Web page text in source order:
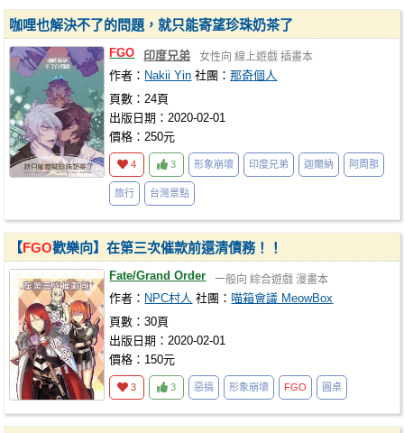
咖哩也解決不了的問題，就只能寄望珍珠奶茶了
FGO 印度兄弟 女性向 線上遊戲 插畫本
作者： Nakii Yin 社團：那奇個人
頁數：24頁
出版日期：2020-02-01
價格：250元
4 3 形象崩壞 印度兄弟 迦爾納 阿周那
旅行 台灣景點
【FGO歡樂向】在第三次催款前還清債務！！
Fate/Grand Order 一般向 綜合遊戲 漫畫本
作者： NPC村人 社團： 喵箱會議 MeowBox
頁數：30頁
出版日期：2020-02-01
價格：150元
3 3 惡搞 形象崩壞 FGO 圓桌